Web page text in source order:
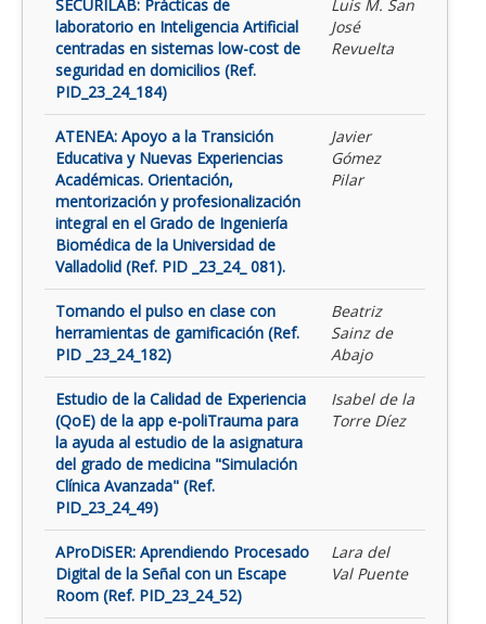
SECURILAB: Prácticas de
laboratorio en Inteligencia Artificial
centradas en sistemas low-cost de
seguridad en domicilios (Ref.
PID_23_24_184)
Luis M. San
José
Revuelta
ATENEA: Apoyo a la Transición
Educativa y Nuevas Experiencias
Académicas. Orientación,
mentorización y profesionalización
integral en el Grado de Ingeniería
Biomédica de la Universidad de
Valladolid (Ref. PID _23_24_ 081).
Javier
Gómez
Pilar
Tomando el pulso en clase con
herramientas de gamificación (Ref.
PID _23_24_182)
Beatriz
Sainz de
Abajo
Estudio de la Calidad de Experiencia
(QoE) de la app e-poliTrauma para
la ayuda al estudio de la asignatura
del grado de medicina "Simulación
Clínica Avanzada" (Ref.
PID_23_24_49)
Isabel de la
Torre Díez
AProDiSER: Aprendiendo Procesado
Digital de la Señal con un Escape
Room (Ref. PID_23_24_52)
Lara del
Val Puente